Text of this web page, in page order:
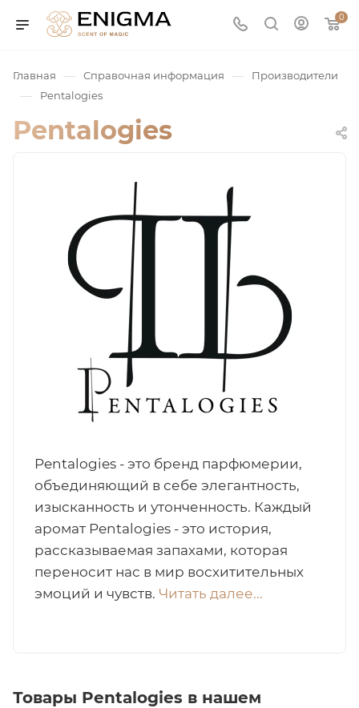
0
сертификат
Главная — Справочная информация — Производители
— Pentalogies
Pentalogies
Pentalogies - это бренд парфюмерии,
объединяющий в себе элегантность,
изысканность и утонченность. Каждый
аромат Pentalogies - это история,
рассказываемая запахами, которая
переносит нас в мир восхитительных
эмоций и чувств. Читать далее...
Товары Pentalogies в нашем